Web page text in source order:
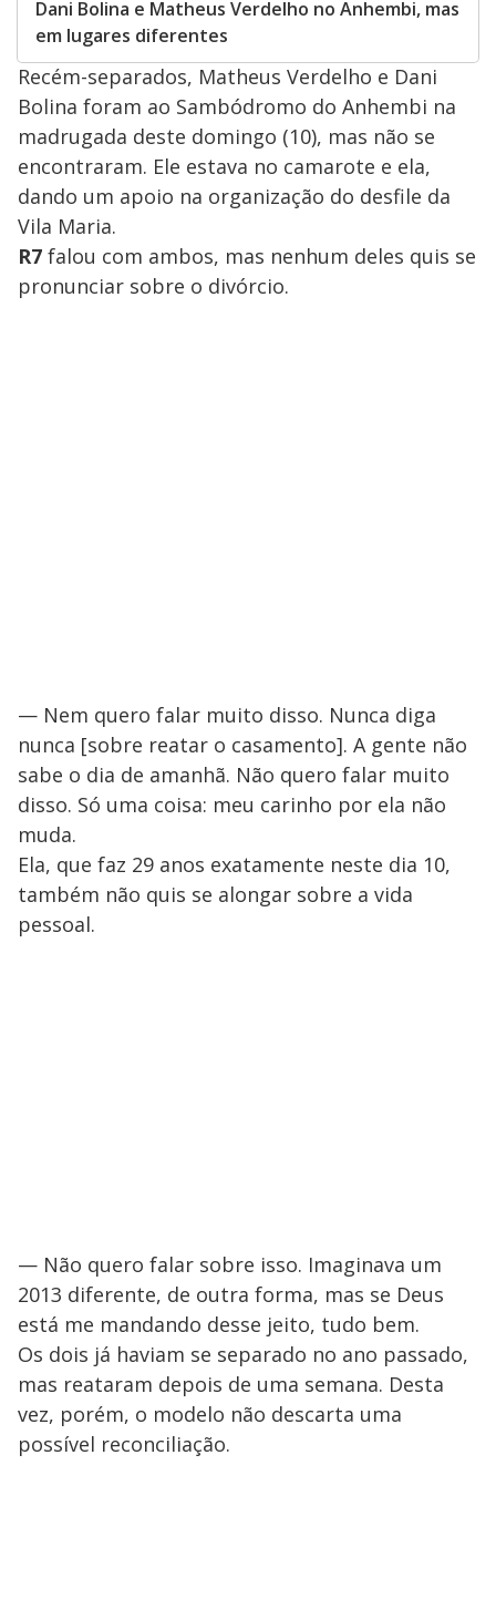
Dani Bolina e Matheus Verdelho no Anhembi, mas
em lugares diferentes
Recém-separados, Matheus Verdelho e Dani
Bolina foram ao Sambódromo do Anhembi na
madrugada deste domingo (10), mas não se
encontraram. Ele estava no camarote e ela,
dando um apoio na organização do desfile da
Vila Maria.
R7 falou com ambos, mas nenhum deles quis se
pronunciar sobre o divórcio.
— Nem quero falar muito disso. Nunca diga
nunca [sobre reatar o casamento]. A gente não
sabe o dia de amanhã. Não quero falar muito
disso. Só uma coisa: meu carinho por ela não
muda.
Ela, que faz 29 anos exatamente neste dia 10,
também não quis se alongar sobre a vida
pessoal.
— Não quero falar sobre isso. Imaginava um
2013 diferente, de outra forma, mas se Deus
está me mandando desse jeito, tudo bem.
Os dois já haviam se separado no ano passado,
mas reataram depois de uma semana. Desta
vez, porém, o modelo não descarta uma
possível reconciliação.